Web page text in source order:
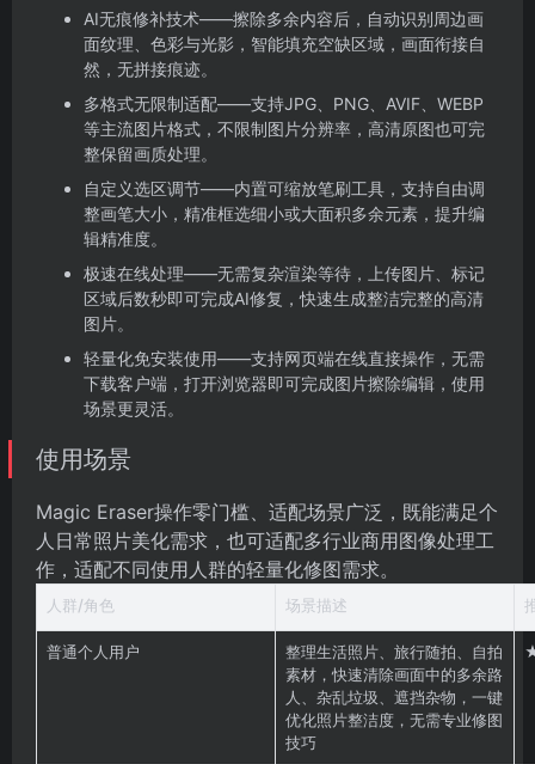
AI无痕修补技术——擦除多余内容后，自动识别周边画
面纹理、色彩与光影，智能填充空缺区域，画面衔接自
然，无拼接痕迹。
多格式无限制适配——支持JPG、PNG、AVIF、WEBP
等主流图片格式，不限制图片分辨率，高清原图也可完
整保留画质处理。
自定义选区调节——内置可缩放笔刷工具，支持自由调
整画笔大小，精准框选细小或大面积多余元素，提升编
辑精准度。
极速在线处理——无需复杂渲染等待，上传图片、标记
区域后数秒即可完成AI修复，快速生成整洁完整的高清
图片。
轻量化免安装使用——支持网页端在线直接操作，无需
下载客户端，打开浏览器即可完成图片擦除编辑，使用
场景更灵活。
使用场景
Magic Eraser操作零门槛、适配场景广泛，既能满足个
人日常照片美化需求，也可适配多行业商用图像处理工
作，适配不同使用人群的轻量化修图需求。
人群/角色 场景描述
普通个人用户
整理生活照片、旅行随拍、自拍
素材，快速清除画面中的多余路
人、杂乱垃圾、遮挡杂物，一键
优化照片整洁度，无需专业修图
技巧